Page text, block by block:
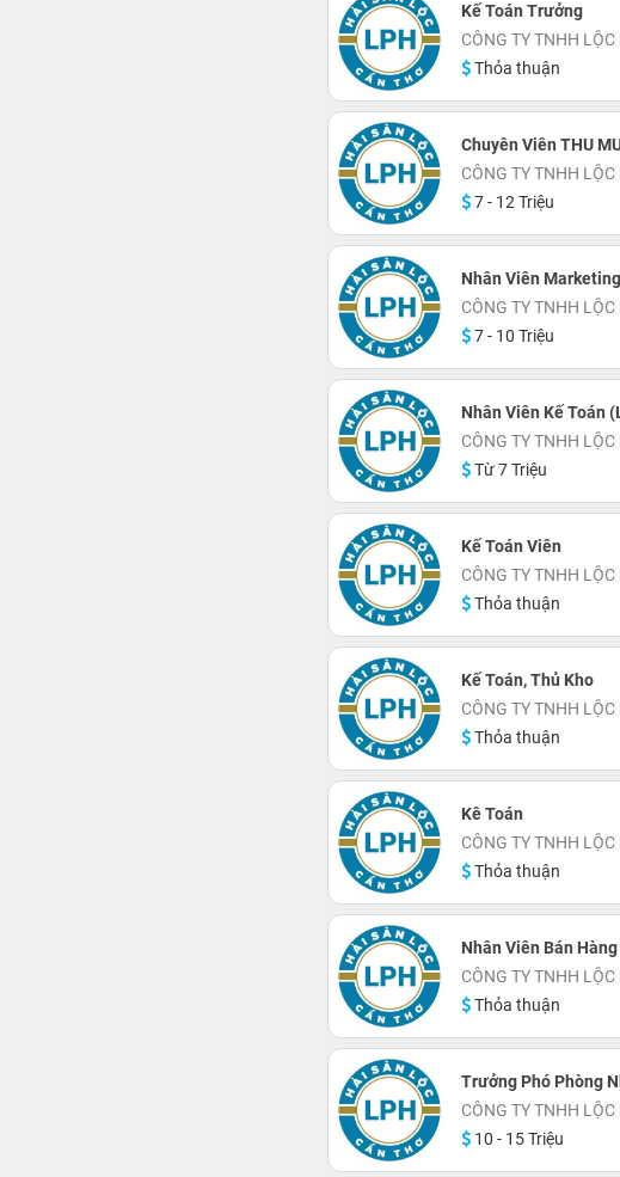
Kế Toán Trưởng
CÔNG TY TNHH
Thỏa thuận
Chuyên Viên THU
CÔNG TY TNHH
7 - 12 Triệu
Nhân Viên Marketing
CÔNG TY TNHH
7 - 10 Triệu
Nhân Viên Kế Toán
CÔNG TY TNHH
Từ 7 Triệu
Kế Toán Viên
CÔNG TY TNHH
Thỏa thuận
Kế Toán, Thủ Kho
CÔNG TY TNHH
Thỏa thuận
Kê Toán
CÔNG TY TNHH
Thỏa thuận
Nhân Viên Bán Hàng
CÔNG TY TNHH
Thỏa thuận
Trưởng Phó Phòng
CÔNG TY TNHH
10 - 15 Triệu